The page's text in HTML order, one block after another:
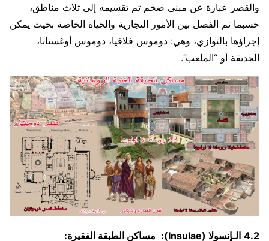
والقصر عبارة عن مبنى ضخم تم تقسيمه إلى ثلاث مناطق،
حسبما تم الفصل بين الأمور التجارية والحياة الخاصة بحيث يمكن
إجراؤها بالتوازي، وهي: دوموس فلافيا، دوموس أوغستانا،
الحديقة أو “الملعب”.
4.2 الـإنسولا (Insulae): مساكن الطبقة الفقيرة: